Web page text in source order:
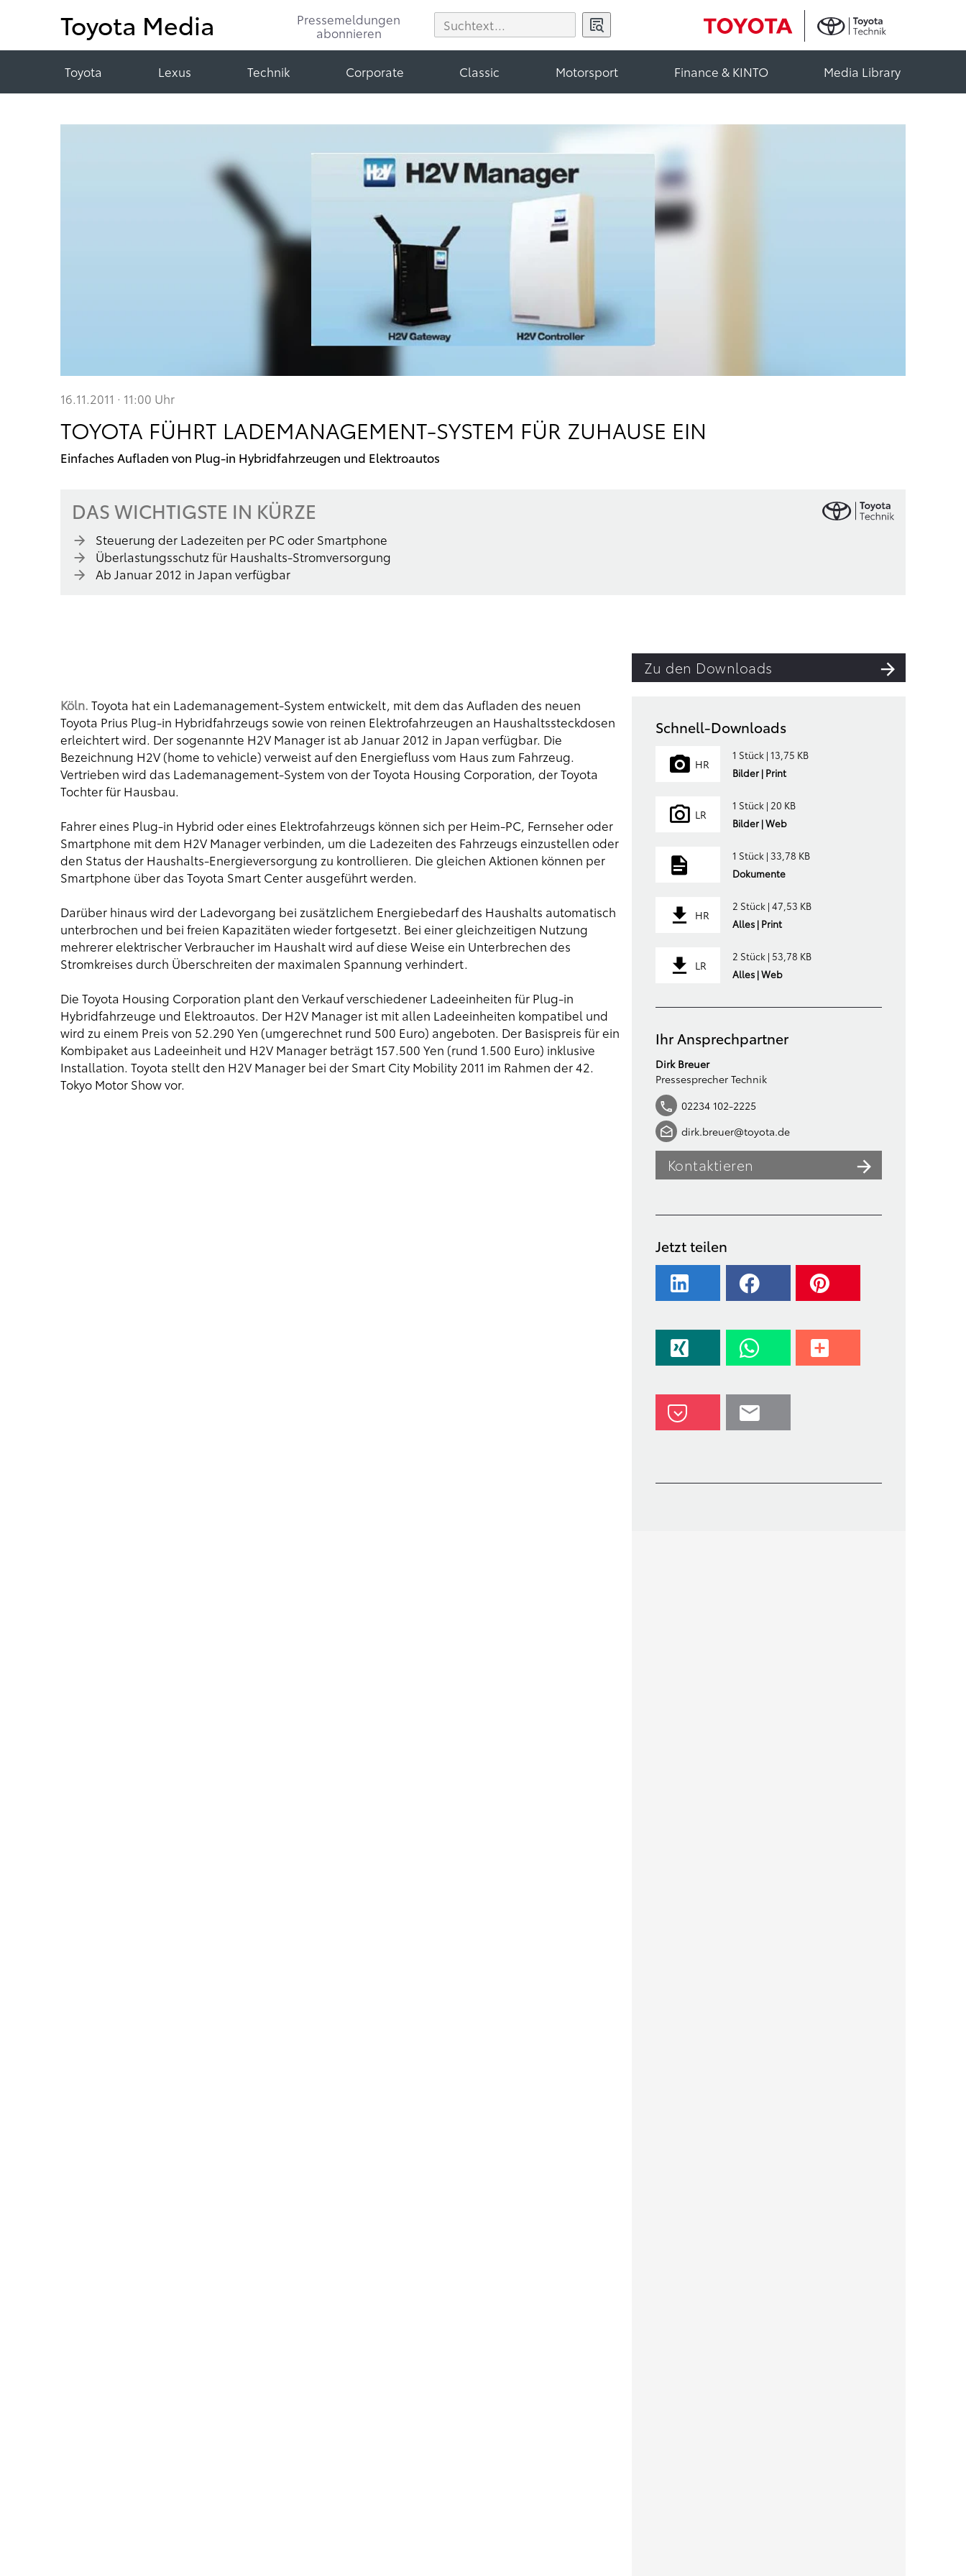
Toyota Media
Pressemeldungen
abonnieren
Toyota Lexus Technik Corporate Classic Motorsport Finance & KINTO Media Library
16.11.2011 · 11:00 Uhr
TOYOTA FÜHRT LADEMANAGEMENT-SYSTEM FÜR ZUHAUSE EIN
Einfaches Aufladen von Plug-in Hybridfahrzeugen und Elektroautos
DAS WICHTIGSTE IN KÜRZE
Steuerung der Ladezeiten per PC oder Smartphone
Überlastungsschutz für Haushalts-Stromversorgung
Ab Januar 2012 in Japan verfügbar
Zu den Downloads
Köln. Toyota hat ein Lademanagement-System entwickelt, mit dem das Aufladen des neuen
Toyota Prius Plug-in Hybridfahrzeugs sowie von reinen Elektrofahrzeugen an Haushaltssteckdosen
erleichtert wird. Der sogenannte H2V Manager ist ab Januar 2012 in Japan verfügbar. Die
Bezeichnung H2V (home to vehicle) verweist auf den Energiefluss vom Haus zum Fahrzeug.
Vertrieben wird das Lademanagement-System von der Toyota Housing Corporation, der Toyota
Tochter für Hausbau.
Fahrer eines Plug-in Hybrid oder eines Elektrofahrzeugs können sich per Heim-PC, Fernseher oder
Smartphone mit dem H2V Manager verbinden, um die Ladezeiten des Fahrzeugs einzustellen oder
den Status der Haushalts-Energieversorgung zu kontrollieren. Die gleichen Aktionen können per
Smartphone über das Toyota Smart Center ausgeführt werden.
Darüber hinaus wird der Ladevorgang bei zusätzlichem Energiebedarf des Haushalts automatisch
unterbrochen und bei freien Kapazitäten wieder fortgesetzt. Bei einer gleichzeitigen Nutzung
mehrerer elektrischer Verbraucher im Haushalt wird auf diese Weise ein Unterbrechen des
Stromkreises durch Überschreiten der maximalen Spannung verhindert.
Die Toyota Housing Corporation plant den Verkauf verschiedener Ladeeinheiten für Plug-in
Hybridfahrzeuge und Elektroautos. Der H2V Manager ist mit allen Ladeeinheiten kompatibel und
wird zu einem Preis von 52.290 Yen (umgerechnet rund 500 Euro) angeboten. Der Basispreis für ein
Kombipaket aus Ladeeinheit und H2V Manager beträgt 157.500 Yen (rund 1.500 Euro) inklusive
Installation. Toyota stellt den H2V Manager bei der Smart City Mobility 2011 im Rahmen der 42.
Tokyo Motor Show vor.
Schnell-Downloads
HR
1 Stück | 13,75 KB
Bilder | Print
LR
1 Stück | 20 KB
Bilder | Web
1 Stück | 33,78 KB
Dokumente
HR
2 Stück | 47,53 KB
Alles | Print
LR
2 Stück | 53,78 KB
Alles | Web
Ihr Ansprechpartner
Dirk Breuer
Pressesprecher Technik
02234 102-2225
dirk.breuer@toyota.de
Kontaktieren
Jetzt teilen